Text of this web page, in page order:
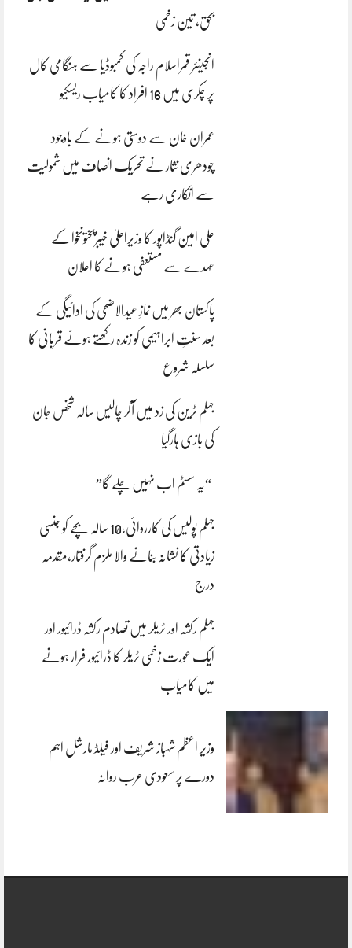
بحق، تین زخمی
انجینئر قمراسلام راجہ کی کمبوڈیا سے ہنگامی کال
پر چکری میں 16 افراد کا کامیاب ریسکیو
عمران خان سے دوستی ہونے کے باوجود
چودھری نثار نے تحریک انصاف میں شمولیت
سے انکاری رہے
علی امین گنڈاپور کا وزیراعلیٰ خیبرپختونخوا کے
عہدے سے مستعفی ہونے کا اعلان
پاکستان بھر میں نمازِ عیدالاضحی کی ادائیگی کے
بعد سنتِ ابراہیمی کو زندہ رکھتے ہوئے قربانی کا
سلسلہ شروع
جہلم ٹرین کی زد میں آکر چالیس سالہ شخص جان
کی بازی ہارگیا
“یہ سسٹم اب نہیں چلے گا”
جہلم پولیس کی کارروائی،10 سالہ بچے کو جنسی
زیادتی کا نشانہ بنانے والا ملزم گرفتار،مقدمہ
درج
جہلم رکشہ اور ٹریلر میں تصادم رکشہ ڈرائیور اور
ایک عورت زخمی ٹریلر کا ڈرائیور فرار ہونے
میں کامیاب
وزیر اعظم شہباز شریف اور فیلڈ مارشل اہم
دورے پر سعودی عرب روانہ